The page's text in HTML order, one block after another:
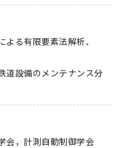
る有限要素法解析、
道設備のメンテナンス分
会，計測自動制御学会